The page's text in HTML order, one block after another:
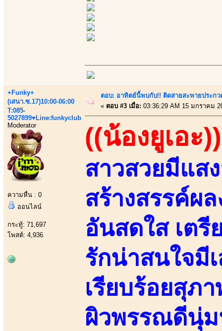
+Funky+
(เสนา.ซ.17)10:00-06:00
T:085-
5027899♥Line:funkyclub
Moderator
ความหื่น : 0
ออนไลน์
กระทู้: 71,697
โพสต์: 4,936
ตอบ: อาทิตย์นี้พบกับ!! ติดสายสะพายประกว
« ตอบ #3 เมื่อ: 03:36:29 AM 15 มกราคม
((น้องยูเอะ))
สาวสวยมีแส
สร้างสรรค์ผ
อันสดใส เตรี
รักน่าสนใจมี
เรียบร้อยสุภ
ผิวพรรณดีนุ่